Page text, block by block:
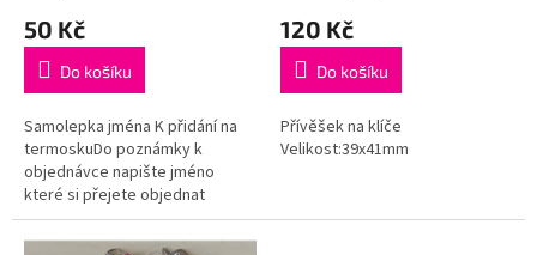
50 Kč
Do košíku
Samolepka jména K přidání na
termoskuDo poznámky k
objednávce napište jméno
které si přejete objednat
120 Kč
Do košíku
Přívěšek na klíče
Velikost:39x41mm